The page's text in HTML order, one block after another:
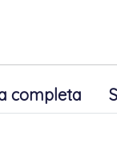
completa